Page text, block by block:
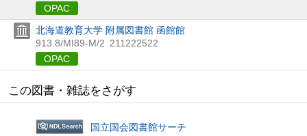
OPAC
北海道教育大学 附属図書館 函館館
913.8/MI89-M/2 211222522
OPAC
この図書・雑誌をさがす
国立国会図書館サーチ